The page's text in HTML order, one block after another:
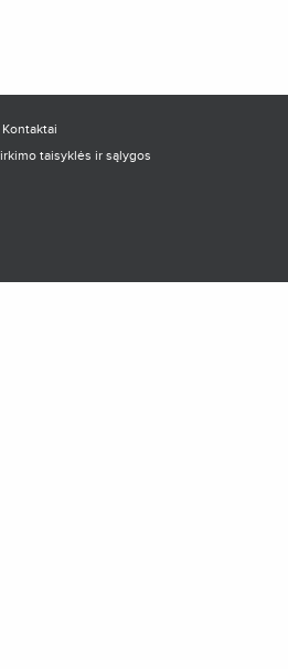
Kontaktai
taisyklės ir sąlygos